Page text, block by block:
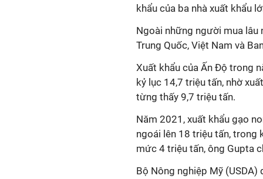
khẩu của ba nhà xuất khẩu
Ngoài những người mua lâu
Trung Quốc, Việt Nam và
Xuất khẩu của Ấn Độ trong
kỷ lục 14,7 triệu tấn, nhờ
từng thấy 9,7 triệu tấn.
Năm 2021, xuất khẩu gạo
ngoái lên 18 triệu tấn, trong
mức 4 triệu tấn, ông Gupta
Bộ Nông nghiệp Mỹ